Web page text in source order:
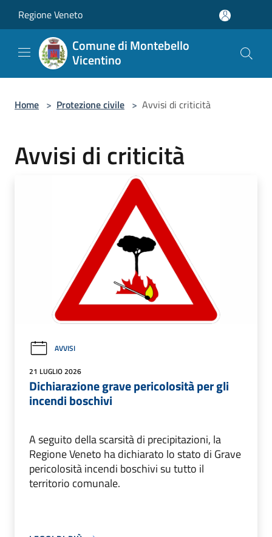
Regione Veneto
Comune di Montebello
Vicentino
Home > Protezione civile > Avvisi di criticità
Avvisi di criticità
AVVISI
21 LUGLIO 2026
Dichiarazione grave pericolosità per gli
incendi boschivi
A seguito della scarsità di precipitazioni, la
Regione Veneto ha dichiarato lo stato di Grave
pericolosità incendi boschivi su tutto il
territorio comunale.